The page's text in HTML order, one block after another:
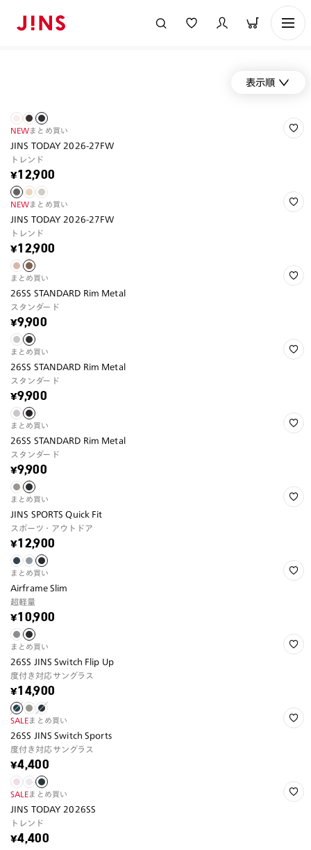
表示順
NEWまとめ買い
JINS TODAY 2026-27FW
トレンド
¥12,900
NEWまとめ買い
JINS TODAY 2026-27FW
トレンド
¥12,900
まとめ買い
26SS STANDARD Rim Metal
スタンダード
¥9,900
まとめ買い
26SS STANDARD Rim Metal
スタンダード
¥9,900
まとめ買い
26SS STANDARD Rim Metal
スタンダード
¥9,900
まとめ買い
JINS SPORTS Quick Fit
スポーツ・アウトドア
¥12,900
まとめ買い
Airframe Slim
超軽量
¥10,900
まとめ買い
26SS JINS Switch Flip Up
度付き対応サングラス
¥14,900
SALEまとめ買い
26SS JINS Switch Sports
度付き対応サングラス
¥4,400
SALEまとめ買い
JINS TODAY 2026SS
トレンド
¥4,400